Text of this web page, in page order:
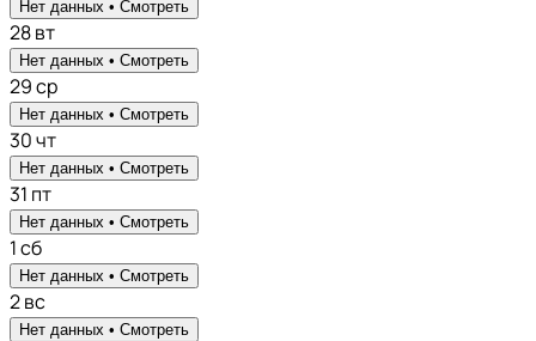
Нет данных • Смотреть
28вт
Нет данных • Смотреть
29ср
Нет данных • Смотреть
30чт
Нет данных • Смотреть
31 пт
Нет данных • Смотреть
1сб
Нет данных • Смотреть
2вс
Нет данных • Смотреть